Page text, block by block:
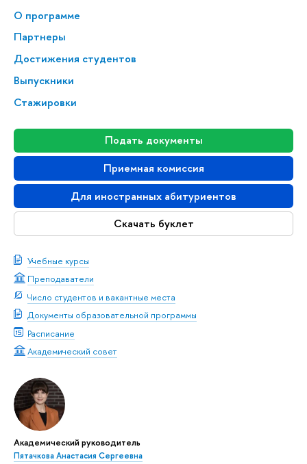
О программе
Партнеры
Достижения студентов
Выпускники
Стажировки
Подать документы
Приемная комиссия
Для иностранных абитуриентов
Скачать буклет
Учебные курсы
Преподаватели
Число студентов и вакантные места
Документы образовательной программы
Расписание
Академический совет
Академический руководитель
Пятачкова Анастасия Сергеевна